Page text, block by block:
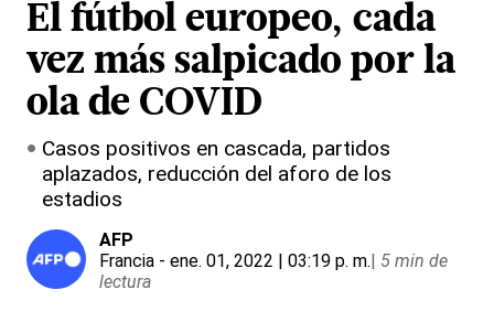
El fútbol europeo, cada
vez más salpicado por la
ola de COVID
Casos positivos en cascada, partidos
aplazados, reducción del aforo de los
estadios
AFP
Francia - ene. 01, 2022 | 03:19 p. m.| 5 min de
lectura